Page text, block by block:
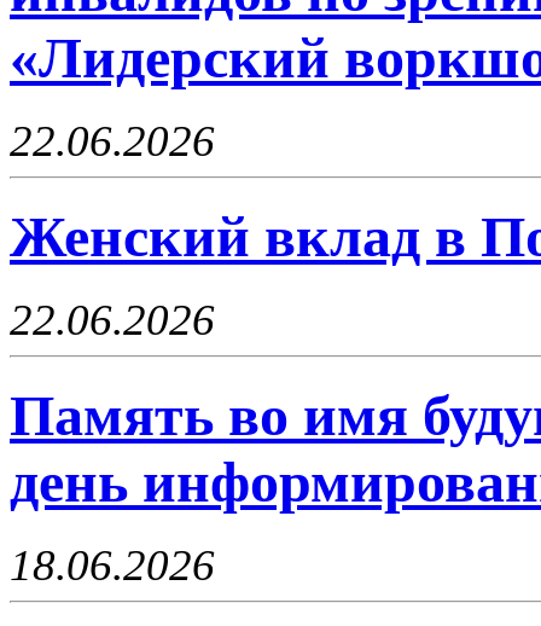
«Лидерский
22.06.2026
Женский вклад в
22.06.2026
Память во имя
день
18.06.2026